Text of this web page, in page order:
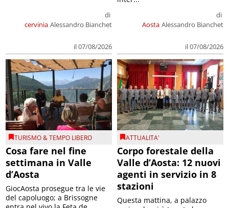
cervinia
di
Alessandro Bianchet
il 07/08/2026
Aosta
di
Alessandro Bianchet
il 07/08/2026
TURISMO & TEMPO LIBERO
Cosa fare nel fine
settimana in Valle
d’Aosta
GiocAosta prosegue tra le vie
del capoluogo; a Brissogne
ATTUALITA'
Corpo forestale della
Valle d’Aosta: 12 nuovi
agenti in servizio in 8
stazioni
Questa mattina, a palazzo